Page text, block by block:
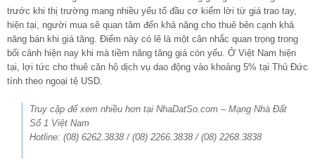
trước khi thị trường mang nhiều yếu tố đầu cơ kiếm lời từ giá trao tay,
hiện tại, người mua sẽ quan tâm đến khả năng cho thuê bên cạnh khả
năng bán khi giá tăng. Điểm này có lẽ là một cân nhắc quan trọng trong
bối cảnh hiện nay khi mà tiềm năng tăng giá còn yếu. Ở Việt Nam hiện
tại, lợi tức cho thuê căn hộ dịch vụ dao động vào khoảng 5% tại Thủ Đức
tính theo ngoại tệ USD.
Truy cập để xem nhiều hơn tại NhaDatSo.com – Mạng Nhà Đất
Số 1 Việt Nam
Hotline: (08) 6262.3838 / (08) 2266.3838 / (08) 2268.3838